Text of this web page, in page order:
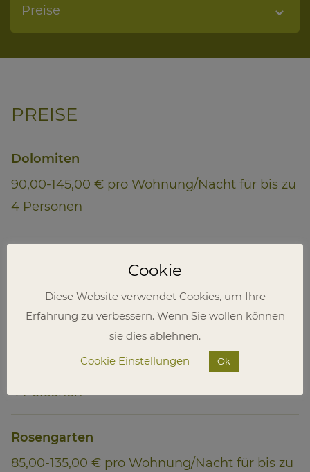
Preise
PREISE
Dolomiten
90,00-145,00 € pro Wohnung/Nacht für bis zu
4 Personen
90,00-145,00 € pro Wohnung/Nacht für bis zu
4 Personen
90,00-145,00 € pro Wohnung/Nacht für bis zu
4 Personen
Rosengarten
85,00-135,00 € pro Wohnung/Nacht für bis zu
Cookie
Diese Website verwendet Cookies, um Ihre
Erfahrung zu verbessern. Wenn Sie wollen können
sie dies ablehnen.
Cookie Einstellungen
Ok